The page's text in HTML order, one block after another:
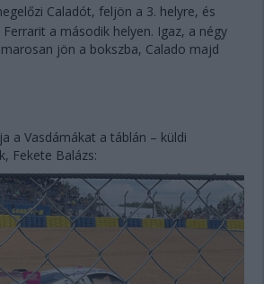
Caladót, feljön a 3. helyre, és
a második helyen. Igaz, a négy
jön a bokszba, Calado majd
a Vasdámákat a táblán – küldi
Fekete Balázs: